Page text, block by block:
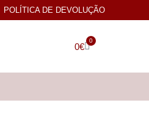
POLÍTICA DE DEVOLUÇÃO
0€
0